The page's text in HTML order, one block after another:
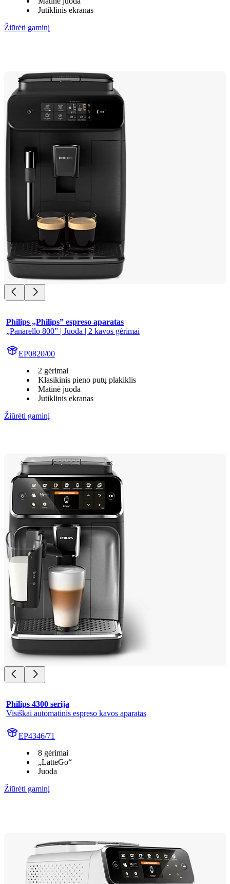
Jutiklinis ekranas
Žiūrėti gaminį
Philips „Philips” espreso aparatas
„Panarello 800” | Juoda | 2 kavos gėrimai
EP0820/00
2 gėrimai
Klasikinis pieno putų plakiklis
Matinė juoda
Jutiklinis ekranas
Žiūrėti gaminį
Philips 4300 serija
Visiškai automatinis espreso kavos aparatas
EP4346/71
8 gėrimai
„LatteGo“
Juoda
Žiūrėti gaminį